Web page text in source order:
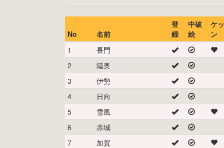
No 名前
登
録
中破
絵
ケ
ン
1
長門
2
陸奥
3
伊勢
4
日向
5
雪風
6
赤城
7
加賀